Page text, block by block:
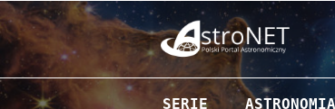
Przejdź do zawartości
SERIE ASTRONOMIA
Maksymalna elongacja